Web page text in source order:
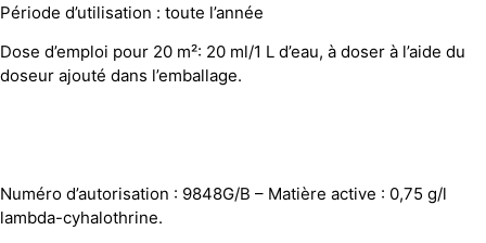
Période d’utilisation : toute l’année
Dose d’emploi pour 20 m²: 20 ml/1 L d’eau, à doser à l’aide du
doseur ajouté dans l’emballage.
Numéro d’autorisation : 9848G/B – Matière active : 0,75 g/l
lambda-cyhalothrine.